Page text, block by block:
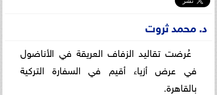
د. محمد ثروت
عُرضت تقاليد الزفاف العريقة في الأناضول
في عرض أزياء أقيم في السفارة التركية
بالقاهرة.